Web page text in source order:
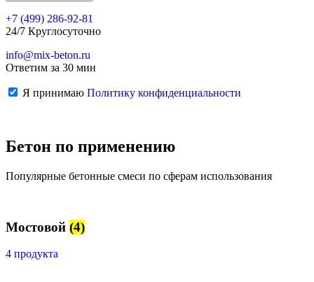
+7 (499) 286-92-81
24/7 Круглосуточно
info@mix-beton.ru
Ответим за 30 мин
Я принимаю Политику конфиденциальности
Бетон по применению
Популярные бетонные смеси по сферам использования
Мостовой (4)
4 продукта